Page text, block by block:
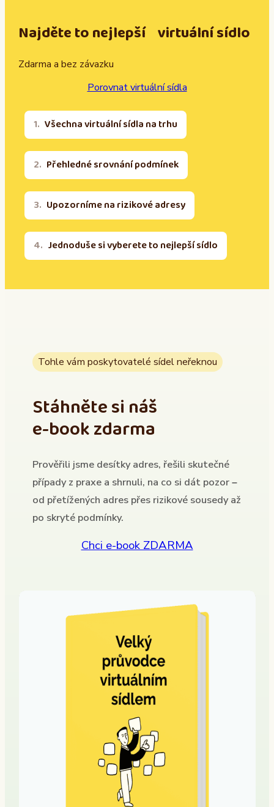
Najděte to nejlepší virtuální sídlo
Zdarma a bez závazku
Porovnat virtuální sídla
Všechna virtuální sídla na trhu
Přehledné srovnání podmínek
Upozorníme na rizikové adresy
Jednoduše si vyberete to nejlepší sídlo
Tohle vám poskytovatelé sídel neřeknou
Stáhněte si náš
e-book zdarma
Prověřili jsme desítky adres, řešili skutečné
případy z praxe a shrnuli, na co si dát pozor –
od přetížených adres přes rizikové sousedy až
po skryté podmínky.
Chci e-book ZDARMA